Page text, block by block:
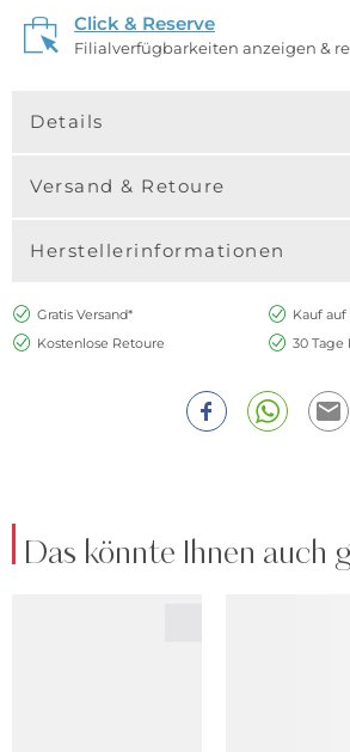
Click & Reserve
Filialverfügbarkeiten anzeigen &
Details
Versand & Retoure
Herstellerinformationen
Gratis Versand*
Kauf
Kostenlose Retoure
30 Tage
Das könnte Ihnen auch